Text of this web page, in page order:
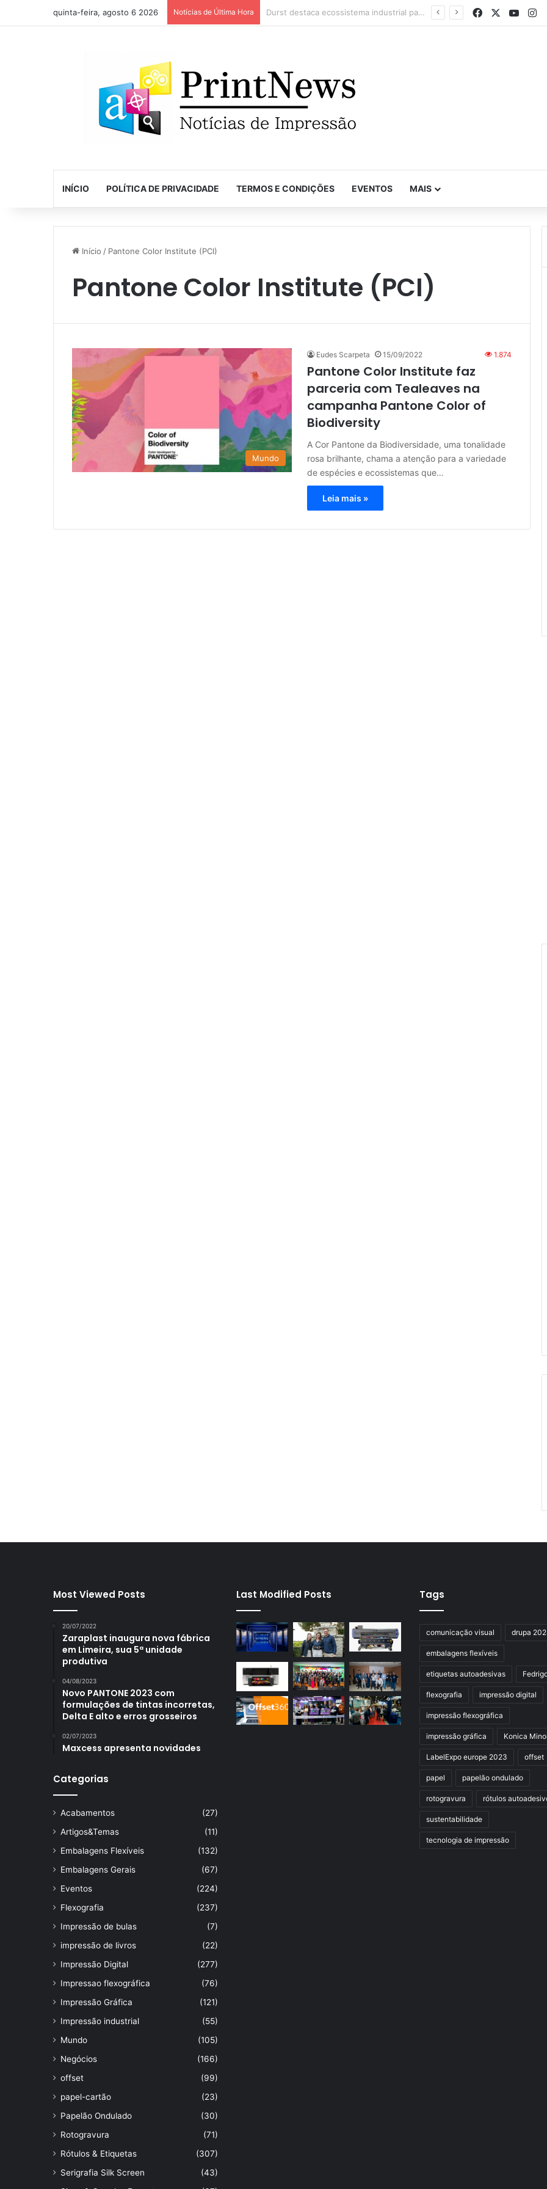
quinta-feira, agosto 6 2026 Notícias de Última Hora Com recorde de trabalhos inscritos e empresas participantes, 7º Prêmio Paulista de Excelência Gráfica conhece seus vencedores Facebook
INÍCIO POLÍTICA DE PRIVACIDADE TERMOS E CONDIÇÕES EVENTOS MAIS
Início / Pantone Color Institute (PCI)
Pantone Color Institute (PCI)
Mundo
Eudes Scarpeta 15/09/2022 1.874
Pantone Color Institute faz
parceria com Tealeaves na
campanha Pantone Color of
Biodiversity
A Cor Pantone da Biodiversidade, uma tonalidade
rosa brilhante, chama a atenção para a variedade
de espécies e ecossistemas que…
Leia mais »
Most Viewed Posts
20/07/2022
Zaraplast inaugura nova fábrica
em Limeira, sua 5ª unidade
produtiva
04/08/2023
Novo PANTONE 2023 com
formulações de tintas incorretas,
Delta E alto e erros grosseiros
02/07/2023
Maxcess apresenta novidades
Categorias
Acabamentos
(27)
Artigos&Temas
(11)
Embalagens Flexíveis
(132)
Embalagens Gerais
(67)
Eventos
(224)
Flexografia
(237)
Impressão de bulas
(7)
impressão de livros
(22)
Impressão Digital
(277)
Impressao flexográfica
(76)
Impressão Gráfica
(121)
Impressão industrial
(55)
Mundo
(105)
Negócios
(166)
offset
(99)
papel-cartão
(23)
Papelão Ondulado
(30)
Rotogravura
(71)
Rótulos & Etiquetas
(307)
Serigrafia Silk Screen
(43)
Last Modified Posts Tags
comunicação visual drupa
embalagens flexíveis
etiquetas autoadesivas
flexografia impressão digital
impressão flexográfica
impressão gráfica Konica
LabelExpo europe 2023 offset
papel papelão ondulado
rotogravura rótulos
sustentabilidade
tecnologia de impressão